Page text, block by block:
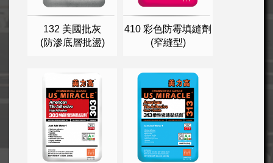
132 美國批灰
(防滲底層批盪)
410 彩色防霉填縫劑
(窄縫型)